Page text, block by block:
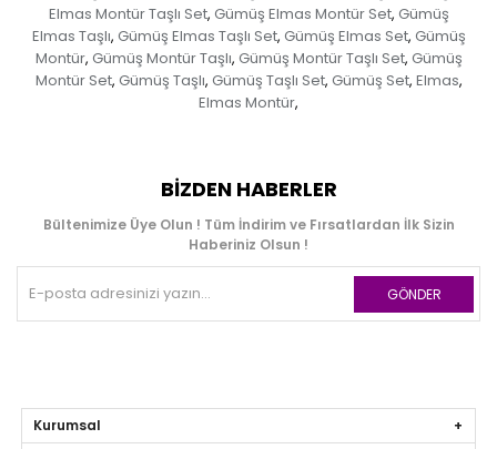
Elmas Montür Taşlı Set, Gümüş Elmas Montür Set, Gümüş
Elmas Taşlı, Gümüş Elmas Taşlı Set, Gümüş Elmas Set, Gümüş
Montür, Gümüş Montür Taşlı, Gümüş Montür Taşlı Set, Gümüş
Montür Set, Gümüş Taşlı, Gümüş Taşlı Set, Gümüş Set, Elmas,
Elmas Montür,
BIZDEN HABERLER
Bültenimize Üye Olun ! Tüm İndirim ve Fırsatlardan İlk Sizin
Haberiniz Olsun !
GÖNDER
Kurumsal